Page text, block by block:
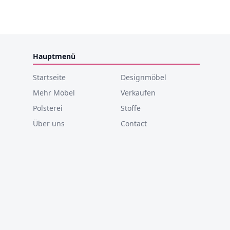
Hauptmenü
Startseite
Designmöbel
Mehr Möbel
Verkaufen
Polsterei
Stoffe
Über uns
Contact